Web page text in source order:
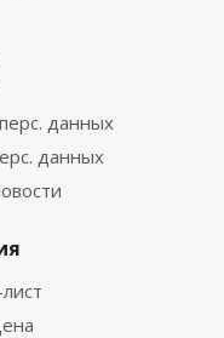
данных
данных